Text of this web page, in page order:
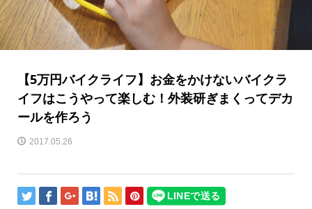
【5万円バイクライフ】お金をかけないバイクラ
イフはこうやって楽しむ！外装研ぎまくってデカ
ールを作ろう
2017.05.26